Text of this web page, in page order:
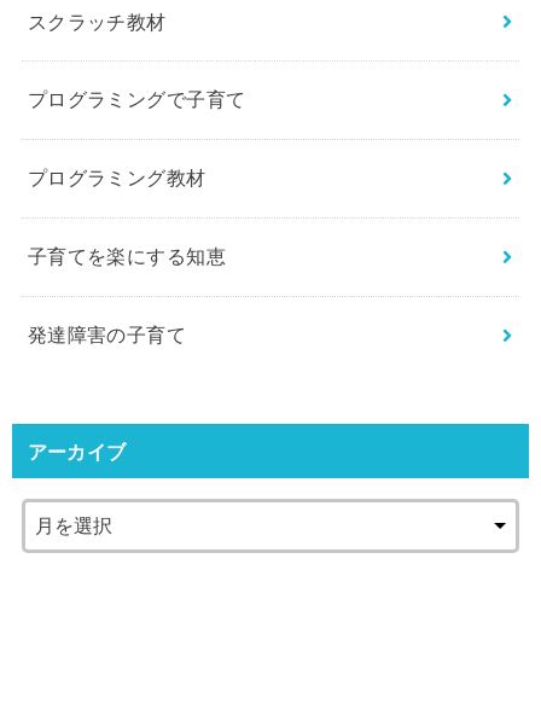
スクラッチ教材
プログラミングで子育て
プログラミング教材
子育てを楽にする知恵
発達障害の子育て
アーカイブ